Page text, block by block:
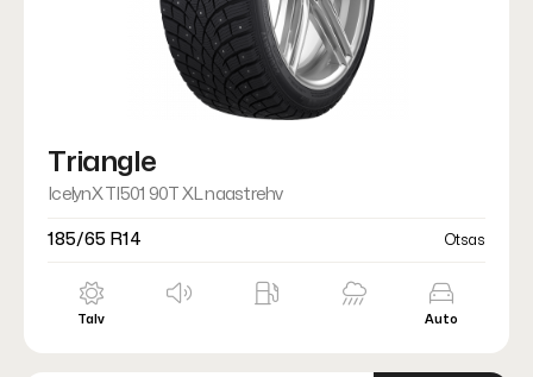
Triangle
IcelynX TI501 90T XL naastrehv
185/65 R14 Otsas
Talv Auto